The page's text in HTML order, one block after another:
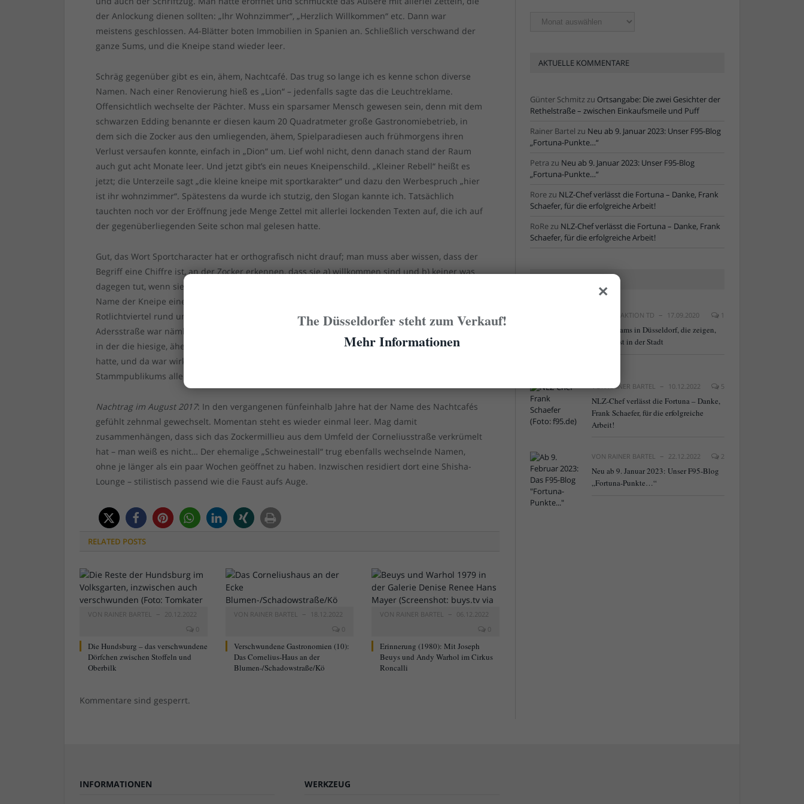
der Anlockung dienen sollten: „Ihr Wohnzimmer“, „Herzlich Willkommen“ etc. Dann war
meistens geschlossen. A4-Blätter boten Immobilien in Spanien an. Schließlich verschwand der
ganze Sums, und die Kneipe stand wieder leer.
Schräg gegenüber gibt es ein, ähem, Nachtcafé. Das trug so lange ich es kenne schon diverse
Namen. Nach einer Renovierung hieß es „Lion“ – jedenfalls sagte das die Leuchtreklame.
Offensichtlich wechselte der Pächter. Muss ein sparsamer Mensch gewesen sein, denn mit dem
schwarzen Edding benannte er diesen kaum 20 Quadratmeter große Gastronomiebetrieb, in
dem sich die Zocker aus den umliegenden, ähem, Spielparadiesen auch frühmorgens ihren
Verlust versaufen konnte, einfach in „Dion“ um. Lief wohl nicht, denn danach stand der Raum
auch gut acht Monate leer. Und jetzt gibt’s ein neues Kneipenschild. „Kleiner Rebell“ heißt es
jetzt; die Unterzeile sagt „die kleine kneipe mit sportkarakter“ und dazu den Werbespruch „hier
ist ihr wohnzimmer“. Spätestens da wurde ich stutzig, den Slogan kannte ich. Tatsächlich
tauchten noch vor der Eröffnung jede Menge Zettel mit allerlei lockenden Texten auf, die ich auf
der gegenüberliegenden Seite schon mal gelesen hatte.
Gut, das Wort Sportcharacter hat er orthografisch nicht drauf; man muss aber wissen, dass der
Begriff eine Chiffre ist, an der Zocker erkennen, dass sie a) willkommen sind und b) keiner was
dagegen tut, wenn sie dort, ähem, untereinander Glücksspiele spielen. Übrigens ist der neue
Name der Kneipe eine Reminiszenz an ein wirklich legendäres Etablissement in dem bisschen
Rotlichtviertel rund um den Mintropplatz, das sich Düsseldorf leistet. Auf dem letzten Stück
Adersstraße war nämlich etliche Jahre eine Kneipe namens „Der sanfte Rebell“ untergebracht,
in der die hiesige, ähem, Boxsportszene verkehrte. Die hatte rund um die Uhr auf, wenn sie auf
hatte, und da war wirklich jedermann willkommen. Der traute sich angesichts des
Stammpublikums allerdings eher selten dort hinein…
Nachtrag im August 2017: In den vergangenen fünfeinhalb Jahre hat der Name des Nachtcafés
gefühlt zehnmal gewechselt. Momentan steht es wieder einmal leer. Mag damit
zusammenhängen, dass sich das Zockermillieu aus dem Umfeld der Corneliusstraße verkrümelt
hat – man weiß es nicht… Der ehemalige „Schweinestall“ trug ebenfalls wechselnde Namen,
ohne je länger als ein paar Wochen geöffnet zu haben. Inzwischen residiert dort eine Shisha-
Lounge – stilistisch passend wie die Faust aufs Auge.
RELATED POSTS
VON RAINER BARTEL
20.12.2022
0
Die Hundsburg – das verschwundene
Dörfchen zwischen Stoffeln und
Oberbilk
VON RAINER BARTEL
18.12.2022
0
Verschwundene Gastronomien (10):
Das Cornelius-Haus an der
Blumen-/Schadowstraße/Kö
VON RAINER BARTEL
06.12.2022
0
Erinnerung (1980): Mit Joseph
Beuys und Andy Warhol im Cirkus
Roncalli
Kommentare sind gesperrt.
Ältere
AKTUELLE KOMMENTARE
Günter Schmitzzu Ortsangabe: Die zwei Gesichter der
Rethelstraße – zwischen Einkaufsmeile und Puff
Rainer Bartel zu Neu ab 9. Januar 2023: Unser F95-Blog
„Fortuna-Punkte…“
Petra zu Neu ab 9. Januar 2023: Unser F95-Blog
„Fortuna-Punkte…“
Rorezu NLZ-Chef verlässt die Fortuna – Danke, Frank
Schaefer, für die erfolgreiche Arbeit!
RoRezu NLZ-Chef verlässt die Fortuna – Danke, Frank
Schaefer, für die erfolgreiche Arbeit!
REDAKTION TD 17.09.2020 1
20 Webcams in Düsseldorf, die zeigen,
was los ist in der Stadt
VONRAINER BARTEL 10.12.2022 5
NLZ-Chef verlässt die Fortuna – Danke,
Frank Schaefer, für die erfolgreiche
Arbeit!
VON RAINER BARTEL 22.12.2022 2
Neu ab 9. Januar 2023: Unser F95-Blog
„Fortuna-Punkte…“
INFORMATIONEN WERKZEUG
×
The Düsseldorfer steht zum Verkauf!
Mehr Informationen